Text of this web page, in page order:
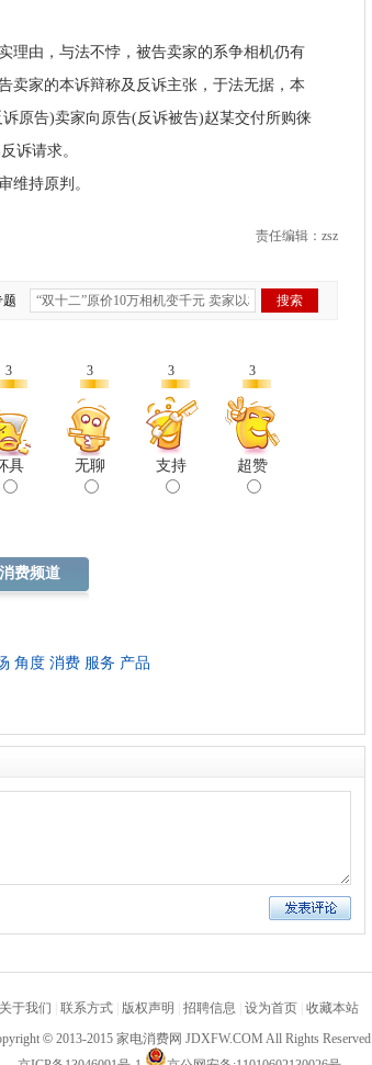
由，与法不悖，被告卖家的系争相机仍有
卖家的本诉辩称及反诉主张，于法无据，本
原告)卖家向原告(反诉被告)赵某交付所购徕
诉请求。
持原判。
责任编辑：zsz
题
3
具
3
无聊
3
支持
3
超赞
费频道
角度 消费 服务 产品
关于我们 联系方式 版权声明 招聘信息 设为首页 收藏本站
© 2013-2015 家电消费网 JDXFW.COM All Rights Reserved